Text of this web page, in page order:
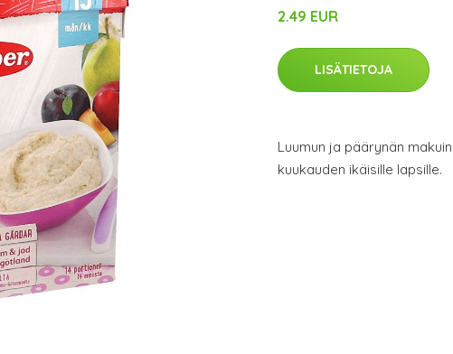
2.49 EUR
LISÄTIETOJA
Luumun ja päärynän
kuukauden ikäisille lapsille.